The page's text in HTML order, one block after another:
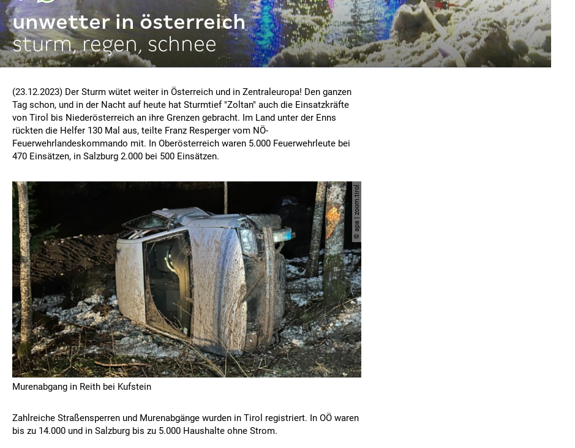
unwetter in österreich
sturm, regen, schnee
(23.12.2023) Der Sturm wütet weiter in Österreich und in Zentraleuropa! Den ganzen
Tag schon, und in der Nacht auf heute hat Sturmtief "Zoltan" auch die Einsatzkräfte
von Tirol bis Niederösterreich an ihre Grenzen gebracht. Im Land unter der Enns
rückten die Helfer 130 Mal aus, teilte Franz Resperger vom NÖ-
Feuerwehrlandeskommando mit. In Oberösterreich waren 5.000 Feuerwehrleute bei
470 Einsätzen, in Salzburg 2.000 bei 500 Einsätzen.
© apa | zoom.tirol
Murenabgang in Reith bei Kufstein
Zahlreiche Straßensperren und Murenabgänge wurden in Tirol registriert. In OÖ waren
bis zu 14.000 und in Salzburg bis zu 5.000 Haushalte ohne Strom.